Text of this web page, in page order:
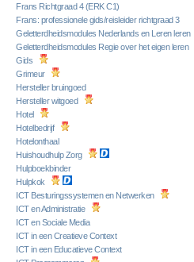
Frans Richtgraad 4 (ERK C1)
Frans: professionele gids/reisleider richtgraad 3
Geletterdheidsmodules Nederlands en Leren leren
Geletterdheidsmodules Regie over het eigen leren
Gids
Grimeur
Hersteller bruingoed
Hersteller witgoed
Hotel
Hotelbedrijf
Hotelonthaal
Huishoudhulp Zorg
Hulpboekbinder
Hulpkok
ICT Besturingssystemen en Netwerken
ICT en Administratie
ICT en Sociale Media
ICT in een Creatieve Context
ICT in een Educatieve Context